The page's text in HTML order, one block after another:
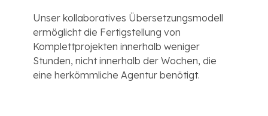
Unser kollaboratives Übersetzungsmodell
ermöglicht die Fertigstellung von
Komplettprojekten innerhalb weniger
Stunden, nicht innerhalb der Wochen, die
eine herkömmliche Agentur benötigt.